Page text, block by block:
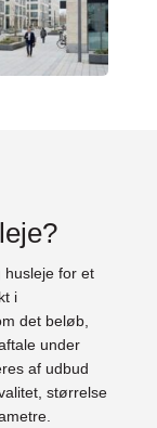
husleje for et
i
det beløb,
under
af udbud
størrelse